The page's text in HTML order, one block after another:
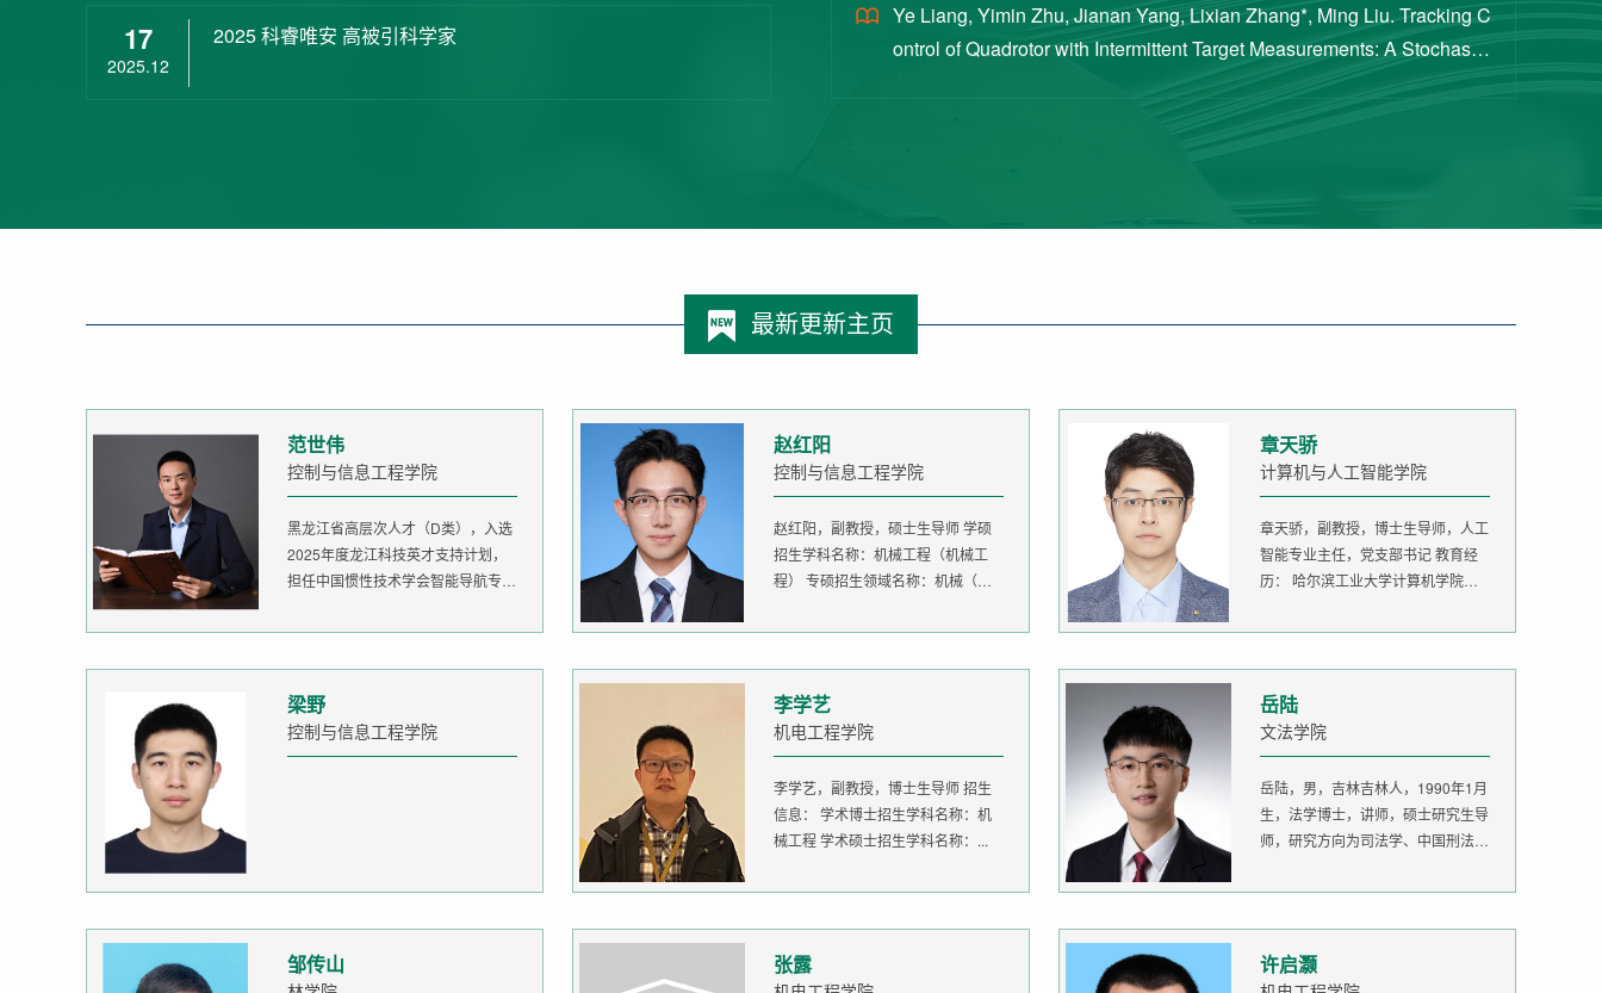
17
2025.12
2025 科睿唯安 高被引科学家
Ye Liang, Yimin Zhu, Jianan Yang, Lixian Zhang*, Ming Liu. Tracking C
ontrol of Quadrotor with Intermittent Target Measurements: A Stochastic
最新更新主页
范世伟
控制与信息工程学院
黑龙江省高层次人才（D类），入选
2025年度龙江科技英才支持计划，
担任中国惯性技术学会智能导航专委
赵红阳
控制与信息工程学院
赵红阳，副教授，硕士生导师 学硕
招生学科名称：机械工程（机械工
程） 专硕招生领域名称：机械（机
章天骄
计算机与人工智能学院
章天骄，副教授，博士生导师，人工
智能专业主任，党支部书记 教育经
历： 哈尔滨工业大学计算机学院
梁野
控制与信息工程学院
李学艺
机电工程学院
李学艺，副教授，博士生导师 招生
信息： 学术博士招生学科名称：机
械工程 学术硕士招生学科名称：...
岳陆
文法学院
岳陆，男，吉林吉林人，1990年1月
生，法学博士，讲师，硕士研究生导
师，研究方向为司法学、中国刑法
邹传山 张露 许启灏